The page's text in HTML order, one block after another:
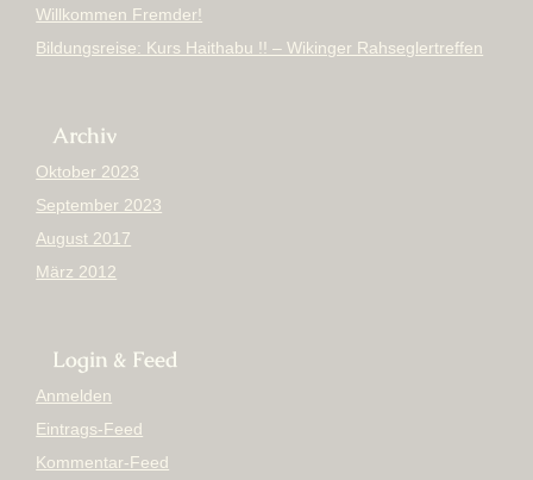
Willkommen Fremder!
Bildungsreise: Kurs Haithabu !! – Wikinger Rahseglertreffen
Archiv
Oktober 2023
September 2023
August 2017
März 2012
Login & Feed
Anmelden
Eintrags-Feed
Kommentar-Feed